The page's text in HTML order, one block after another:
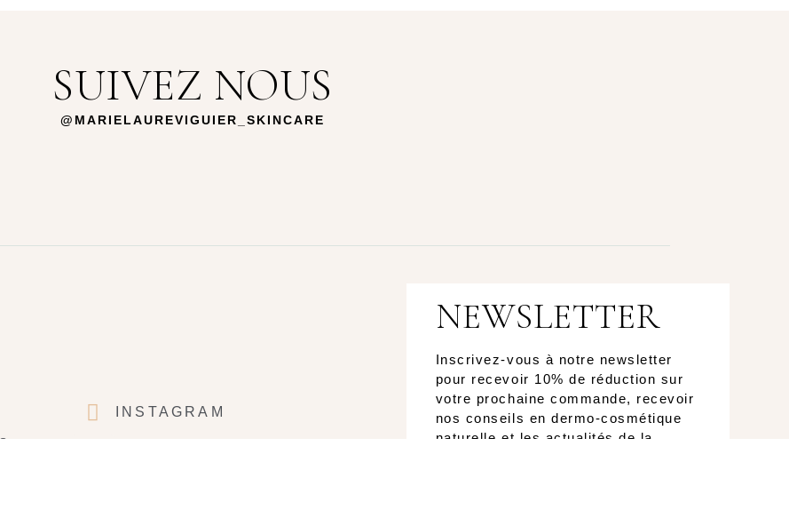
SUIVEZ NOUS
@MARIELAUREVIGUIER_SKINCARE
INSTAGRAM
NEWSLETTER
Inscrivez-vous à notre newsletter
pour recevoir 10% de réduction sur
votre prochaine commande, recevoir
nos conseils en dermo-cosmétique
naturelle et les actualités de la